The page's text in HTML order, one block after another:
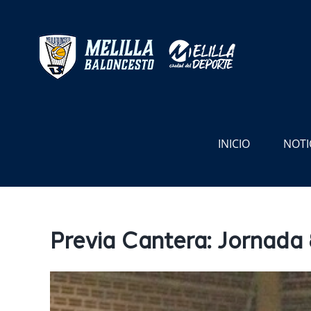
contenido
INICIO
Previa Cantera: Jornada
Ver
imagen